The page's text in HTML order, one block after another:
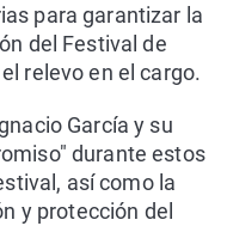
para garantizar la
del Festival de
relevo en el cargo.
García y su
durante estos
así como la
y protección del